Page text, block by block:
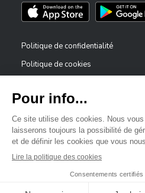
Téléchargez l'app sur l'App
Politique de confidentialité
Politique de cookies
Déclaration d’accessibilité
Dispositif de signalement —
©2026 Tous droits réservés
Bonjour,